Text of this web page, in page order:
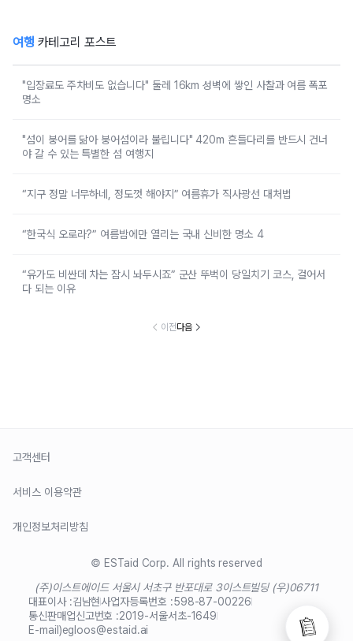
여행 카테고리 포스트
"입장료도 주차비도 없습니다" 둘레 16km 성벽에 쌓인 사찰과 여름 폭포
명소
"섬이 붕어를 닮아 붕어섬이라 불립니다" 420m 흔들다리를 반드시 건너
야 갈 수 있는 특별한 섬 여행지
“지구 정말 너무하네, 정도껏 해야지” 여름휴가 직사광선 대처법
“한국식 오로라?” 여름밤에만 열리는 국내 신비한 명소 4
“유가도 비싼데 차는 잠시 놔두시죠” 군산 뚜벅이 당일치기 코스, 걸어서
다 되는 이유
이전다음
고객센터
서비스 이용약관
개인정보처리방침
© ESTaid Corp. All rights reserved
(주)이스트에이드 서울시 서초구 반포대로 3이스트빌딩 (우)06711
대표이사 :김남현사업자등록번호 :598-87-00226
통신판매업신고번호 :2019-서울서초-1649
E-mail)egloos@estaid.ai